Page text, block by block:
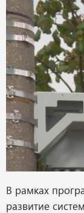
В рамках
развитие